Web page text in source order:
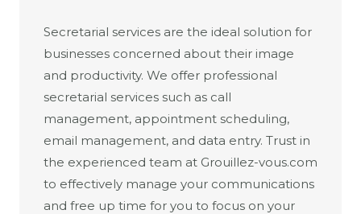
Secretarial services are the ideal solution for
businesses concerned about their image
and productivity. We offer professional
secretarial services such as call
management, appointment scheduling,
email management, and data entry. Trust in
the experienced team at Grouillez-vous.com
to effectively manage your communications
and free up time for you to focus on your